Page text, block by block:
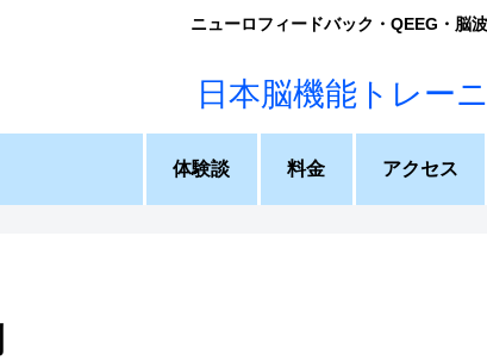
ニューロフィードバック・QEEG・脳
体験談 料金 アクセス